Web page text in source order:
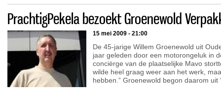
PrachtigPekela bezoekt Groenewold
15 mei 2009 - 21:00
De 45-jarige Willem Groenewold uit
jaar geleden door een motorongeluk in
conciërge van de plaatselijke Mavo
wilde heel graag weer aan het werk,
hebben.” Groenewold begon daarom uit